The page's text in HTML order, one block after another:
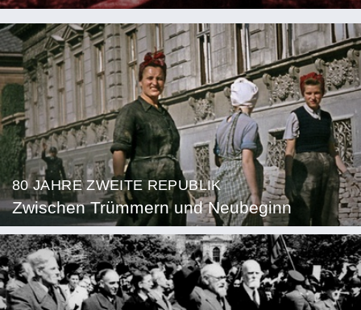
80 JAHRE ZWEITE REPUBLIK
Zwischen Trümmern und Neubeginn